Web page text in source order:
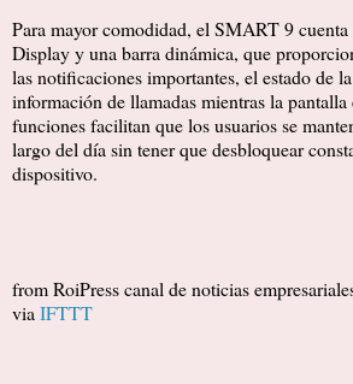
Para mayor comodidad, el SMART 9
Display y una barra dinámica, que
las notificaciones importantes, el estado de
información de llamadas mientras la pantalla
funciones facilitan que los usuarios se
largo del día sin tener que desbloquear
dispositivo.
from RoiPress canal de noticias
via IFTTT